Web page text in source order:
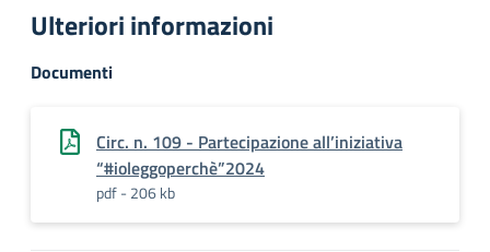
Ulteriori informazioni
Documenti
Circ. n. 109 - Partecipazione all’iniziativa
“#ioleggoperchè”2024
pdf - 206 kb